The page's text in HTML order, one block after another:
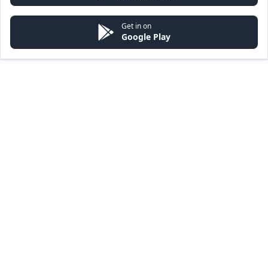
Get in on
Google Play